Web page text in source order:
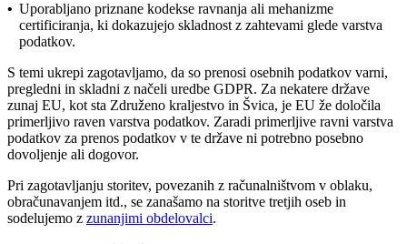
• Uporabljano priznane kodekse ravnanja ali mehanizme
certificiranja, ki dokazujejo skladnost z zahtevami glede varstva
podatkov.
S temi ukrepi zagotavljamo, da so prenosi osebnih podatkov varni,
pregledni in skladni z načeli uredbe GDPR. Za nekatere države
zunaj EU, kot sta Združeno kraljestvo in Švica, je EU že določila
primerljivo raven varstva podatkov. Zaradi primerljive ravni varstva
podatkov za prenos podatkov v te države ni potrebno posebno
dovoljenje ali dogovor.
Pri zagotavljanju storitev, povezanih z računalništvom v oblaku,
obračunavanjem itd., se zanašamo na storitve tretjih oseb in
sodelujemo z zunanjimi obdelovalci.